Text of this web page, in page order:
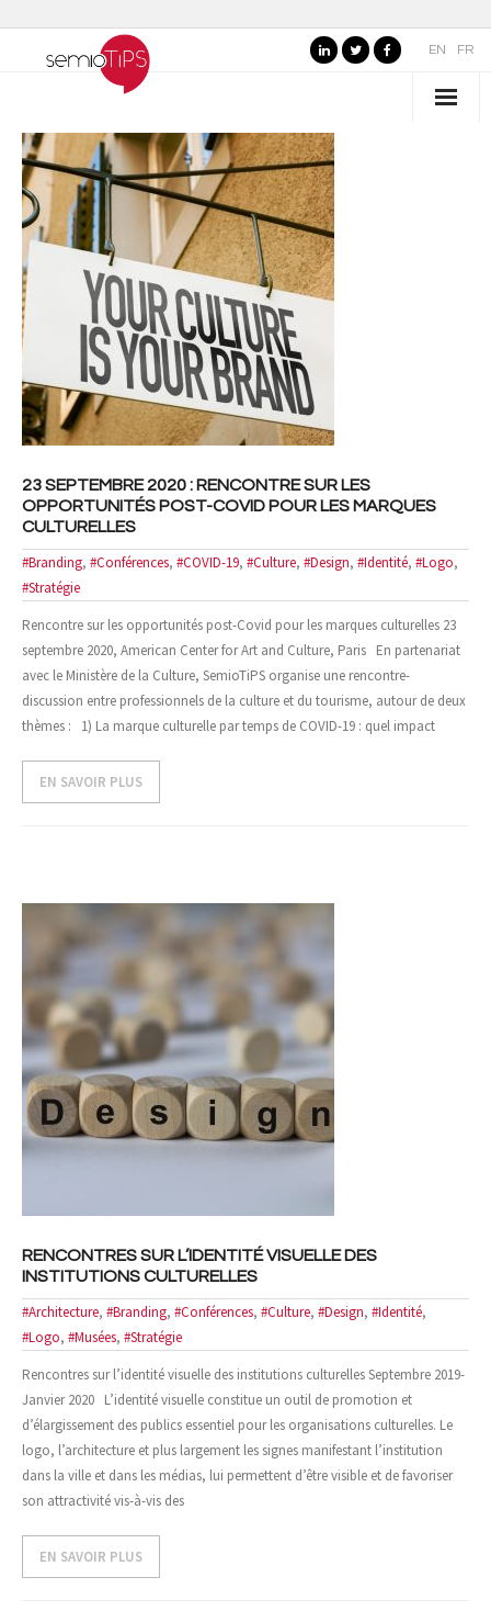
FR
EN
QUI SOMMES-NOUS ?
- Nos valeurs
- Pourquoi "semioTiPS" ?
- La fondatrice
- Partenaires
SECTEURS D’EXPERTISE
- Marques, commerce et services
- Organisations publiques, culture et loisirs
- Design et Architecture
- Web, technologies et médias
SOLUTIONS
- Votre problématique
- Nos méthodes
- Offres spécifiques
- Événements
- Publications
- Cas d'études
- Références
NOUS CONTACTER
23 SEPTEMBRE 2020 : RENCONTRE SUR LES
OPPORTUNITÉS POST-COVID POUR LES MARQUES
CULTURELLES
#Branding, #Conférences, #COVID-19, #Culture, #Design, #Identité, #Logo,
#Stratégie
Rencontre sur les opportunités post-Covid pour les marques culturelles 23
septembre 2020, American Center for Art and Culture, Paris En partenariat
avec le Ministère de la Culture, SemioTiPS organise une rencontre-
discussion entre professionnels de la culture et du tourisme, autour de deux
thèmes : 1) La marque culturelle par temps de COVID-19 : quel impact
EN SAVOIR PLUS
RENCONTRES SUR L’IDENTITÉ VISUELLE DES
INSTITUTIONS CULTURELLES
#Architecture, #Branding, #Conférences, #Culture, #Design, #Identité,
#Logo, #Musées, #Stratégie
Rencontres sur l’identité visuelle des institutions culturelles Septembre 2019-
Janvier 2020 L’identité visuelle constitue un outil de promotion et
d’élargissement des publics essentiel pour les organisations culturelles. Le
logo, l’architecture et plus largement les signes manifestant l’institution
dans la ville et dans les médias, lui permettent d’être visible et de favoriser
son attractivité vis-à-vis des
EN SAVOIR PLUS